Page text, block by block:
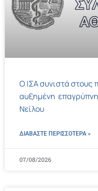
Ο ΙΣΑ συνιστά στους
αυξημένη
Νείλου
ΔΙΑΒΑΣΤΕ ΠΕΡΙΣΣΌΤΕΡΑ »
07/08/2026